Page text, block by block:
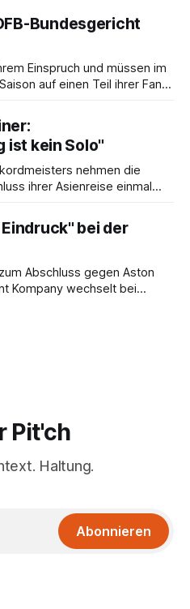
Bundesgericht
Einspruch und müssen im
auf einen Teil ihrer Fans
ist kein Solo"
nehmen die
ihrer Asienreise einmal
bei der
Abschluss gegen Aston
Kompany wechselt bei
Pit'ch
Haltung.
Abonnieren